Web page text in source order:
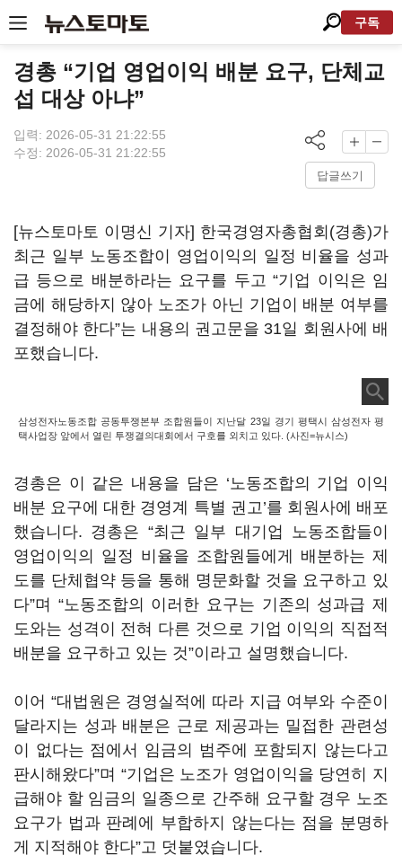
구독
경총 “기업 영업이익 배분 요구, 단체교
섭 대상 아냐”
입력: 2026-05-31 21:22:55
수정: 2026-05-31 21:22:55
답글쓰기
[뉴스토마토 이명신 기자] 한국경영자총협회(경총)가
최근 일부 노동조합이 영업이익의 일정 비율을 성과
급 등으로 배분하라는 요구를 두고 “기업 이익은 임
금에 해당하지 않아 노조가 아닌 기업이 배분 여부를
결정해야 한다”는 내용의 권고문을 31일 회원사에 배
포했습니다.
삼성전자노동조합 공동투쟁본부 조합원들이 지난달 23일 경기 평택시 삼성전자 평
택사업장 앞에서 열린 투쟁결의대회에서 구호를 외치고 있다. (사진=뉴시스)
경총은 이 같은 내용을 담은 ‘노동조합의 기업 이익
배분 요구에 대한 경영계 특별 권고’를 회원사에 배포
했습니다. 경총은 “최근 일부 대기업 노동조합들이
영업이익의 일정 비율을 조합원들에게 배분하는 제
도를 단체협약 등을 통해 명문화할 것을 요구하고 있
다”며 “노동조합의 이러한 요구는 기존의 성과급 제
도와는 성격이 전혀 다른 것으로 기업 이익의 직접적
배분을 요구하고 있는 것”이라고 설명했습니다.
이어 “대법원은 경영실적에 따라 지급 여부와 수준이
달라지는 성과 배분은 근로 제공과는 밀접한 관련성
이 없다는 점에서 임금의 범주에 포함되지 않는다고
판시해왔다”며 “기업은 노조가 영업이익을 당연히 지
급해야 할 임금의 일종으로 간주해 요구할 경우 노조
요구가 법과 판례에 부합하지 않는다는 점을 분명하
게 지적해야 한다”고 덧붙였습니다.